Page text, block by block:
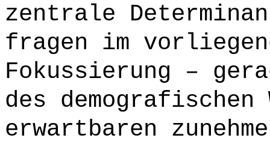
zentrale
fragen im
Fokussierung –
des demografischen
erwartbaren